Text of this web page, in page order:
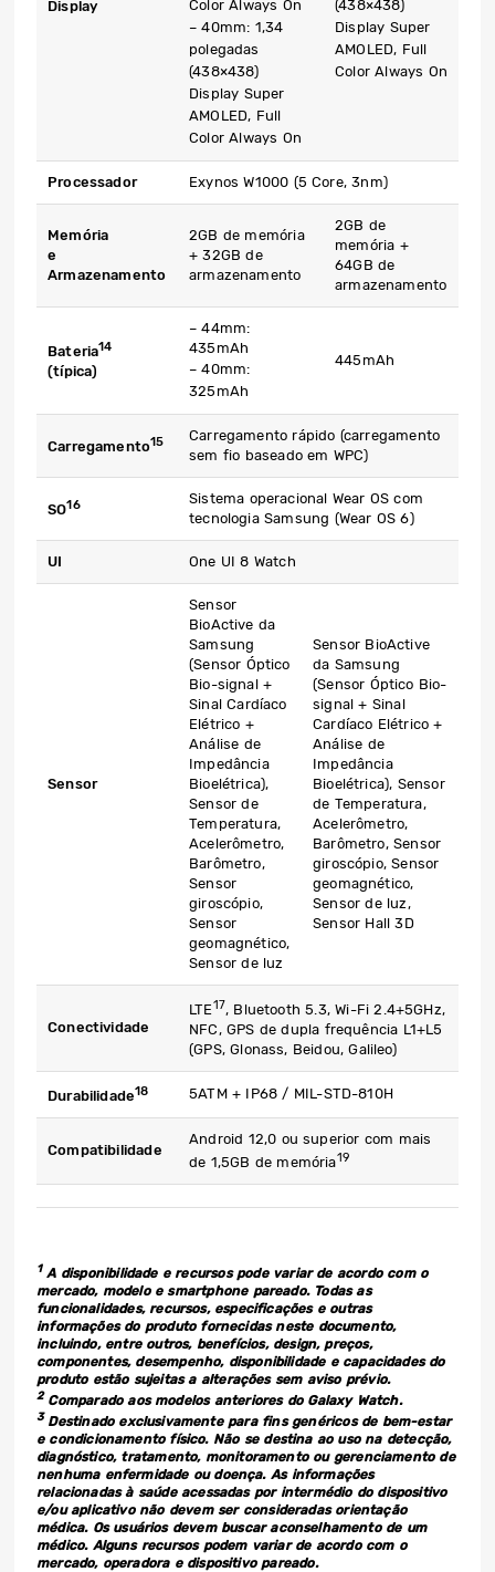
Display
Color Always On
– 40mm: 1,34
polegadas
(438×438)
Display Super
AMOLED, Full
Color Always On
(438×438)
Display Super
AMOLED, Full
Color Always On
Processador Exynos W1000 (5 Core, 3nm)
Memória
e
Armazenamento
2GB de memória
+ 32GB de
armazenamento
2GB de
memória +
64GB de
armazenamento
Bateria14
(típica)
– 44mm:
435mAh
– 40mm:
325mAh
445mAh
Carregamento15
Carregamento rápido (carregamento
sem fio baseado em WPC)
SO16
Sistema operacional Wear OS com
tecnologia Samsung (Wear OS 6)
UI One UI 8 Watch
Sensor
Sensor
BioActive da
Samsung
(Sensor Óptico
Bio-signal +
Sinal Cardíaco
Elétrico +
Análise de
Impedância
Bioelétrica),
Sensor de
Temperatura,
Acelerômetro,
Barômetro,
Sensor
giroscópio,
Sensor
geomagnético,
Sensor de luz
Sensor BioActive
da Samsung
(Sensor Óptico Bio-
signal + Sinal
Cardíaco Elétrico +
Análise de
Impedância
Bioelétrica), Sensor
de Temperatura,
Acelerômetro,
Barômetro, Sensor
giroscópio, Sensor
geomagnético,
Sensor de luz,
Sensor Hall 3D
Conectividade
LTE17, Bluetooth 5.3, Wi-Fi 2.4+5GHz,
NFC, GPS de dupla frequência L1+L5
(GPS, Glonass, Beidou, Galileo)
Durabilidade18 5ATM + IP68 / MIL-STD-810H
Compatibilidade
Android 12,0 ou superior com mais
de 1,5GB de memória19
1A disponibilidade e recursos pode variar de acordo com o
mercado, modelo e smartphone pareado. Todas as
funcionalidades, recursos, especificações e outras
informações do produto fornecidas neste documento,
incluindo, entre outros, benefícios, design, preços,
componentes, desempenho, disponibilidade e capacidades do
produto estão sujeitas a alterações sem aviso prévio.
2Comparado aos modelos anteriores do Galaxy Watch.
3Destinado exclusivamente para fins genéricos de bem-estar
e condicionamento físico. Não se destina ao uso na detecção,
diagnóstico, tratamento, monitoramento ou gerenciamento de
nenhuma enfermidade ou doença. As informações
relacionadas à saúde acessadas por intermédio do dispositivo
e/ou aplicativo não devem ser consideradas orientação
médica. Os usuários devem buscar aconselhamento de um
médico. Alguns recursos podem variar de acordo com o
mercado, operadora e dispositivo pareado.